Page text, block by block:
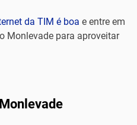
da TIM é boa e entre em
Monlevade para aproveitar